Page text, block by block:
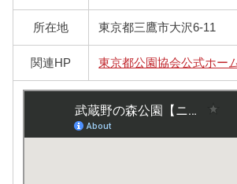
所在地 東京都三鷹市大沢6-11
関連HP 東京都公園協会公式ホー